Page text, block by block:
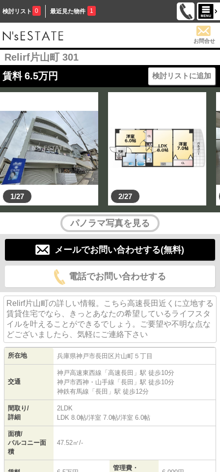
検討リスト 0 最近見た物件 1
お問合せ
Relirf片山町 301
賃料 6.5万円 検討リストに追加
1/27 2/27
パノラマ写真を見る
メールでお問い合わせする(無料)
電話でお問い合わせする
Relirf片山町の詳しい情報。こちら高速長田近くに立地する
賃貸住宅でなら、きっとあなたの希望しているライフスタ
イルを叶えることができるでしょう。ご要望や不明な点な
どございましたら、気軽にご連絡下さい
所在地 兵庫県神戸市長田区 片山町 ５丁目
交通
神戸高速東西線 「 高速長田 」駅 徒歩10分
神戸市西神・山手線 「 長田 」駅 徒歩10分
神鉄有馬線 「 長田 」駅 徒歩12分
間取り/
詳細
2LDK
LDK 8.0帖/洋室 7.0帖/洋室 6.0帖
面積/
バルコニー面
積
47.52㎡/-
管理費・